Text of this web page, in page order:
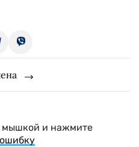
мышкой и нажмите